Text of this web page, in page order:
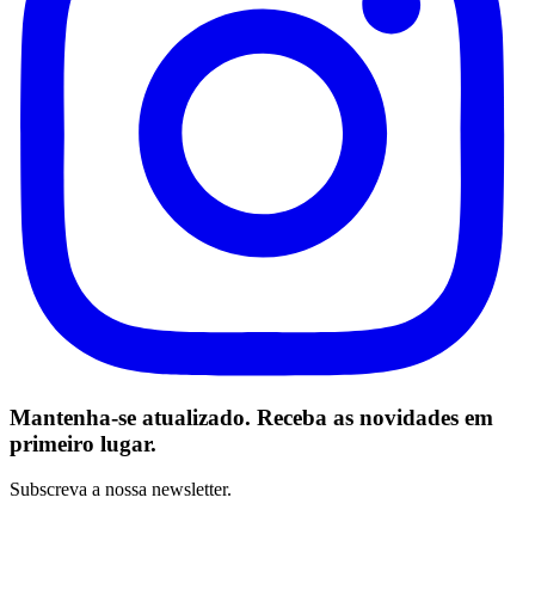
Mantenha-se atualizado. Receba as novidades em
primeiro lugar.
Subscreva a nossa newsletter.